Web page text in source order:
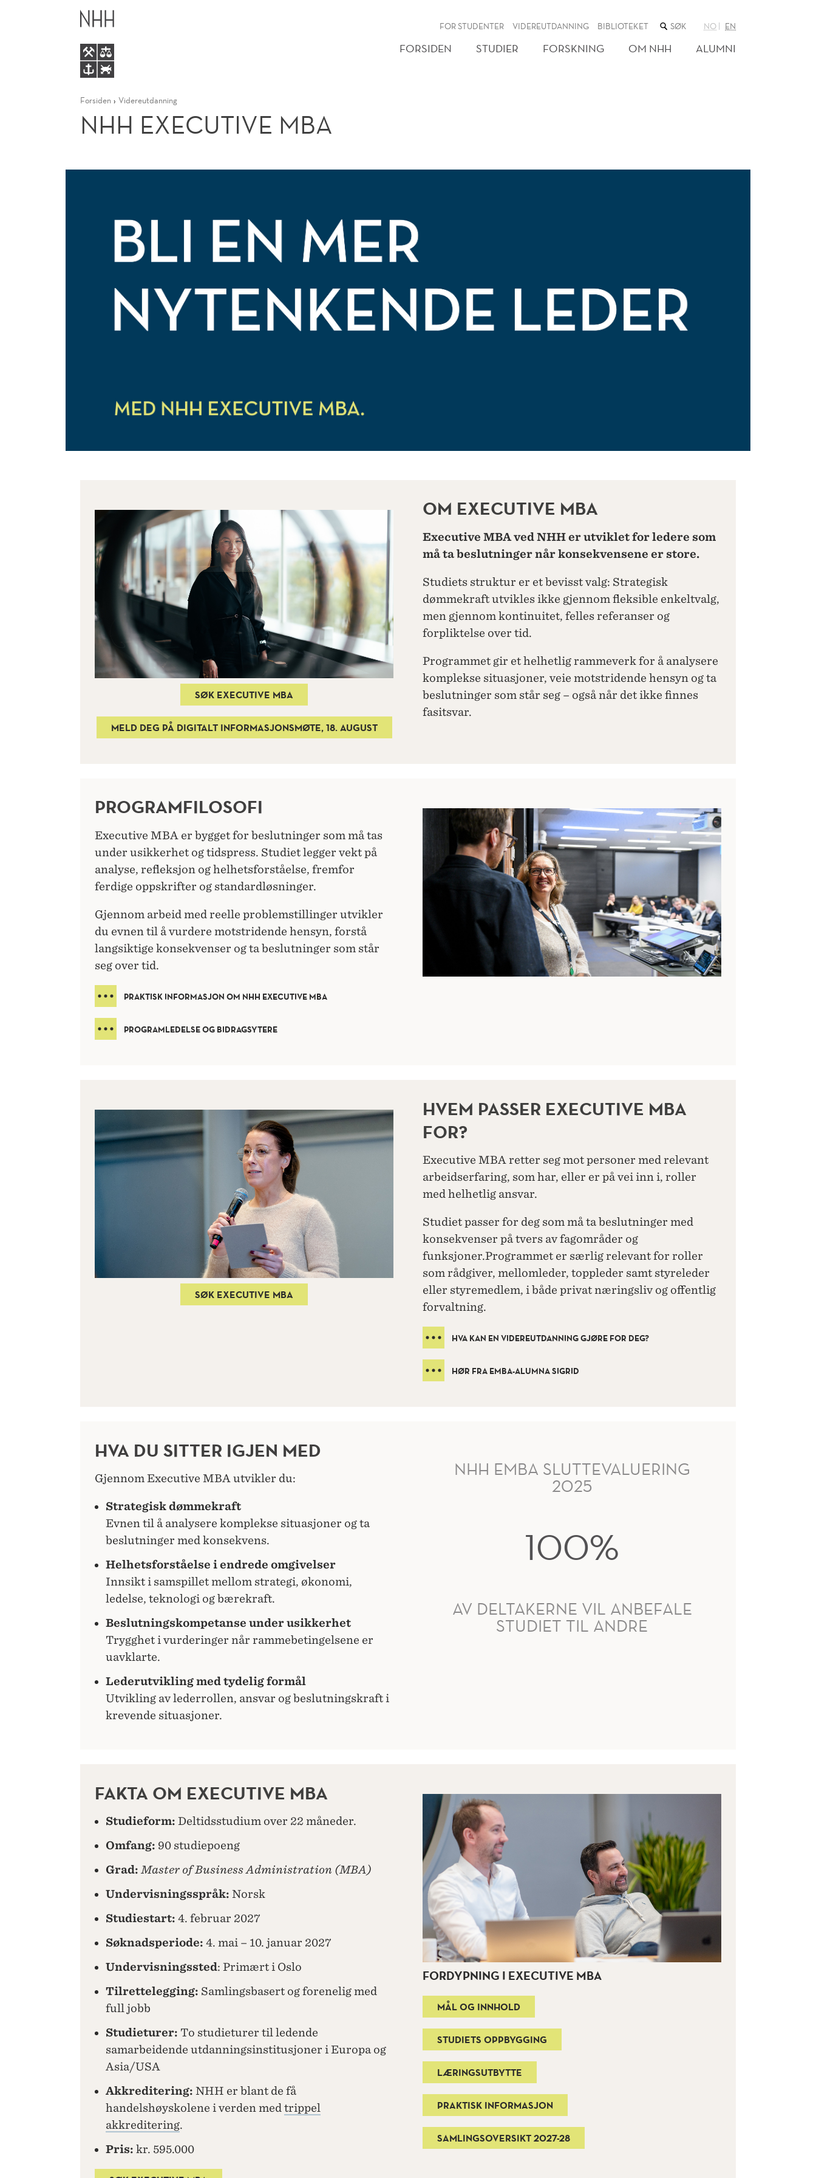
EXECUTIVE
FOR STUDENTER VIDEREUTDANNING BIBLIOTEKET SØK
NETTSTEDET
NO EN
FORSIDEN STUDIER FORSKNING OM NHH ALUMNI
Forsiden Videreutdanning
NHH EXECUTIVE MBA
SØK EXECUTIVE MBA
MELD DEG PÅ DIGITALT INFORMASJONSMØTE, 18. AUGUST
OM EXECUTIVE MBA
Executive MBA ved NHH er utviklet for ledere som
må ta beslutninger når konsekvensene er store.
Studiets struktur er et bevisst valg: Strategisk
dømmekraft utvikles ikke gjennom fleksible enkeltvalg,
men gjennom kontinuitet, felles referanser og
forpliktelse over tid.
Programmet gir et helhetlig rammeverk for å analysere
komplekse situasjoner, veie motstridende hensyn og ta
beslutninger som står seg – også når det ikke finnes
fasitsvar.
PROGRAMFILOSOFI
Executive MBA er bygget for beslutninger som må tas
under usikkerhet og tidspress. Studiet legger vekt på
analyse, refleksjon og helhetsforståelse, fremfor
ferdige oppskrifter og standardløsninger.
Gjennom arbeid med reelle problemstillinger utvikler
du evnen til å vurdere motstridende hensyn, forstå
langsiktige konsekvenser og ta beslutninger som står
seg over tid.
PRAKTISK INFORMASJON OM NHH EXECUTIVE MBA
PROGRAMLEDELSE OG BIDRAGSYTERE
SØK EXECUTIVE MBA
HVEM PASSER EXECUTIVE MBA
FOR?
Executive MBA retter seg mot personer med relevant
arbeidserfaring, som har, eller er på vei inn i, roller
med helhetlig ansvar.
Studiet passer for deg som må ta beslutninger med
konsekvenser på tvers av fagområder og
funksjoner.Programmet er særlig relevant for roller
som rådgiver, mellomleder, toppleder samt styreleder
eller styremedlem, i både privat næringsliv og offentlig
forvaltning.
HVA KAN EN VIDEREUTDANNING GJØRE FOR DEG?
HØR FRA EMBA-ALUMNA SIGRID
HVA DU SITTER IGJEN MED
Gjennom Executive MBA utvikler du:
Strategisk dømmekraft
Evnen til å analysere komplekse situasjoner og ta
beslutninger med konsekvens.
Helhetsforståelse i endrede omgivelser
Innsikt i samspillet mellom strategi, økonomi,
ledelse, teknologi og bærekraft.
Beslutningskompetanse under usikkerhet
Trygghet i vurderinger når rammebetingelsene er
uavklarte.
Lederutvikling med tydelig formål
Utvikling av lederrollen, ansvar og beslutningskraft i
krevende situasjoner.
NHH EMBA SLUTTEVALUERING
2025
100%
AV DELTAKERNE VIL ANBEFALE
STUDIET TIL ANDRE
FAKTA OM EXECUTIVE MBA
Studieform: Deltidsstudium over 22 måneder.
Omfang: 90 studiepoeng
Grad: Master of Business Administration (MBA)
Undervisningsspråk: Norsk
Studiestart: 4. februar 2027
Søknadsperiode: 4. mai – 10. januar 2027
Undervisningssted: Primært i Oslo
Tilrettelegging: Samlingsbasert og forenelig med
full jobb
Studieturer: To studieturer til ledende
samarbeidende utdanningsinstitusjoner i Europa og
Asia/USA
Akkreditering: NHH er blant de få
handelshøyskolene i verden medtrippel
akkreditering.
Pris: kr. 595.000
FORDYPNING I EXECUTIVE MBA
MÅL OG INNHOLD
STUDIETS OPPBYGGING
LÆRINGSUTBYTTE
PRAKTISK INFORMASJON
SAMLINGSOVERSIKT 2027-28